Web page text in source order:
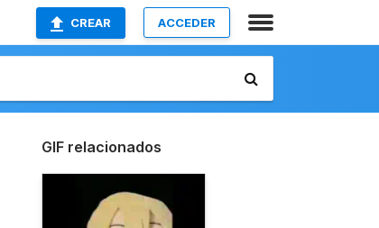
CREAR ACCEDER
GIF relacionados